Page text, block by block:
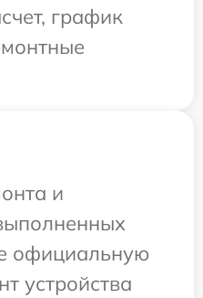
график
и
официальную
устройства